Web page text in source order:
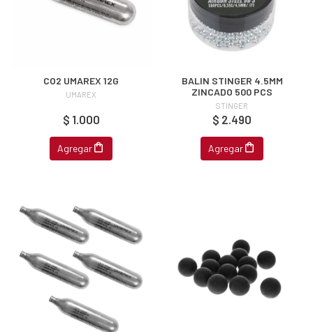
CO2 UMAREX 12G
UMAREX
$ 1.000
Agregar
BALIN STINGER 4.5MM
ZINCADO 500 PCS
STINGER
$ 2.490
Agregar